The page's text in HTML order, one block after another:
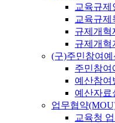
교육규제
교육규제
규제개혁
규제개혁
(구)주민참여예
주민참여
예산참여
예산자료
업무협약
교육청